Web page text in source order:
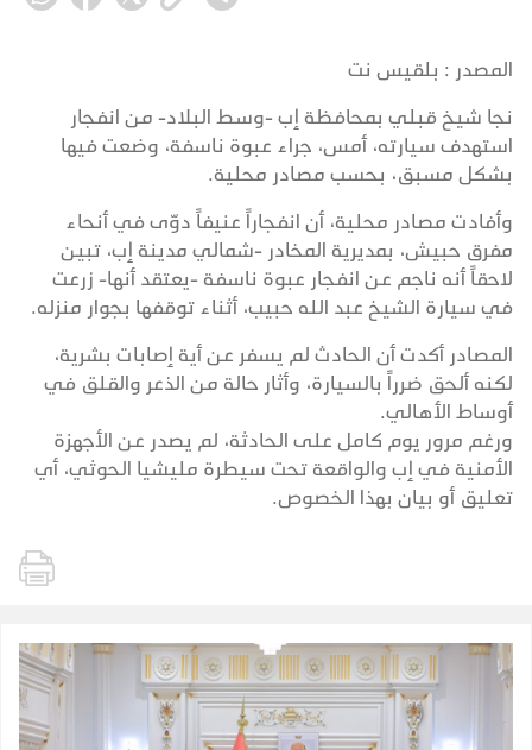
المصدر : بلقيس نت
نجا شيخ قبلي بمحافظة إب -وسط البلاد- من انفجار
استهدف سيارته، أمس، جراء عبوة ناسفة، وضعت فيها
بشكل مسبق، بحسب مصادر محلية.
وأفادت مصادر محلية، أن انفجاراً عنيفاً دوّى في أنحاء
مفرق حبيش، بمديرية المخادر -شمالي مدينة إب، تبين
لاحقاً أنه ناجم عن انفجار عبوة ناسفة -يعتقد أنها- زرعت
في سيارة الشيخ عبد الله حبيب، أثناء توقفها بجوار منزله.
المصادر أكدت أن الحادث لم يسفر عن أية إصابات بشرية،
لكنه ألحق ضرراً بالسيارة، وأثار حالة من الذعر والقلق في
أوساط الأهالي.
ورغم مرور يوم كامل على الحادثة، لم يصدر عن الأجهزة
الأمنية في إب والواقعة تحت سيطرة مليشيا الحوثي، أي
تعليق أو بيان بهذا الخصوص.